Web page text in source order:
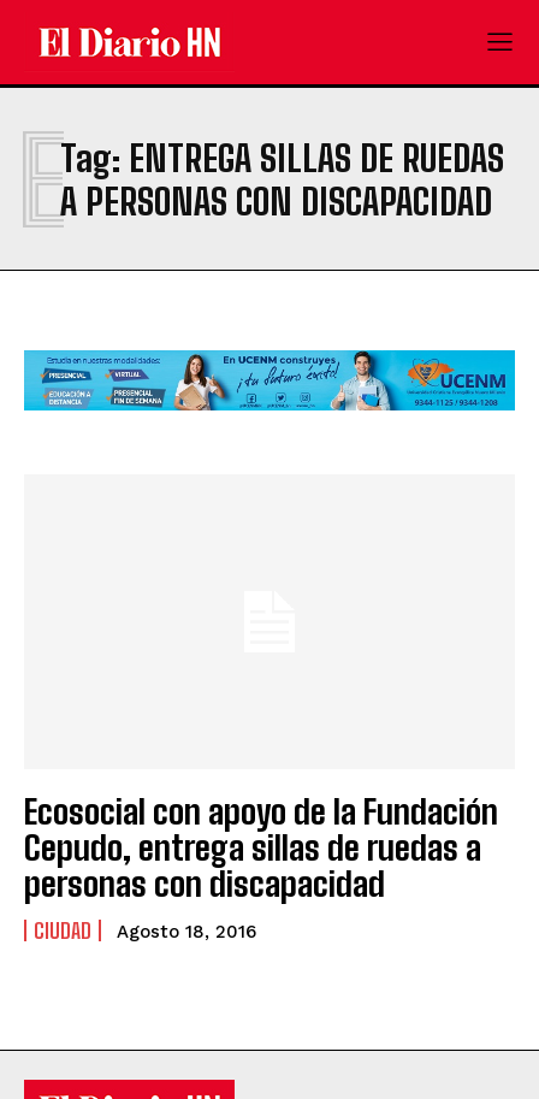
Tag: ENTREGA SILLAS DE RUEDAS
A PERSONAS CON DISCAPACIDAD
E
Ecosocial con apoyo de la Fundación
Cepudo, entrega sillas de ruedas a
personas con discapacidad
CIUDAD Agosto 18, 2016